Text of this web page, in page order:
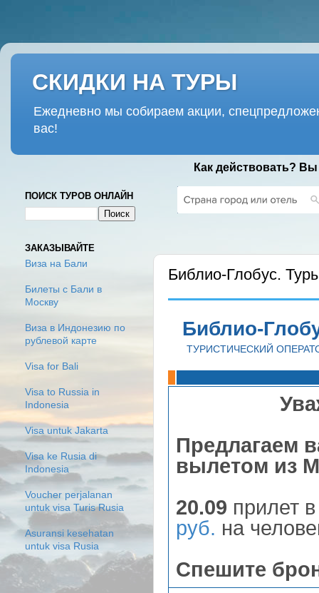
СКИДКИ НА ТУРЫ
Ежедневно мы собираем акции,
вас!
Как действовать?
Библио-Глобус.
Библио-
ТУРИСТИЧЕСКИЙ
Предлагаем
вылетом из
20.09 прилет
руб. на
Спешите
ПОИСК ТУРОВ ОНЛАЙН
ЗАКАЗЫВАЙТЕ
Виза на Бали
Билеты с Бали в
Москву
Виза в Индонезию по
рублевой карте
Visa for Bali
Visa to Russia in
Indonesia
Visa untuk Jakarta
Visa ke Rusia di
Indonesia
Voucher perjalanan
untuk visa Turis Rusia
Asuransi kesehatan
untuk visa Rusia